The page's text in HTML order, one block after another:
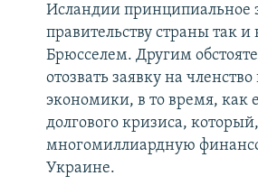
Исландии принципиальное
правительству страны так
Брюсселем. Другим
отозвать заявку на
экономики, в то время, как
долгового кризиса,
многомиллиардную
Украине.